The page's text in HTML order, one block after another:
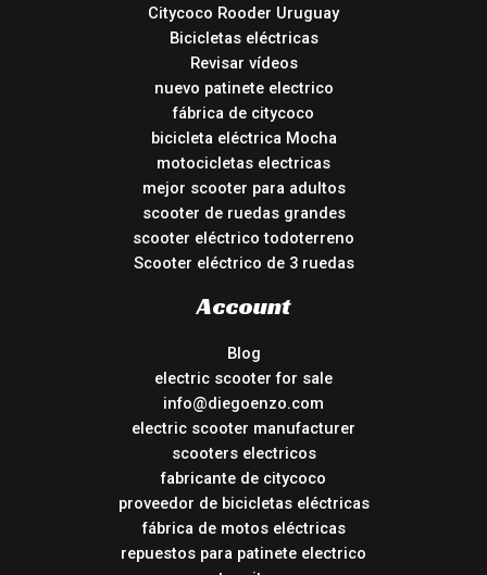
Citycoco Rooder Uruguay
Bicicletas eléctricas
Revisar vídeos
nuevo patinete electrico
fábrica de citycoco
bicicleta eléctrica Mocha
motocicletas electricas
mejor scooter para adultos
scooter de ruedas grandes
scooter eléctrico todoterreno
Scooter eléctrico de 3 ruedas
Account
Blog
electric scooter for sale
info@diegoenzo.com
electric scooter manufacturer
scooters electricos
fabricante de citycoco
proveedor de bicicletas eléctricas
fábrica de motos eléctricas
repuestos para patinete electrico